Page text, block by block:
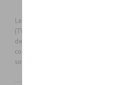
Les prix affichés sur le présent
(TVAc), hors éventuels frais de
de vente actuel et les éventuels
contacter votre concessionnaire/
sont sujets à des changements